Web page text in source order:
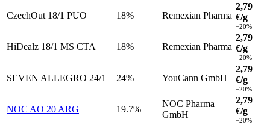
CzechOut 18/1 PUO 18% Remexian Pharma
2,79
€/g
−20%
HiDealz 18/1 MS CTA 18% Remexian Pharma
2,79
€/g
−20%
SEVEN ALLEGRO 24/1 24% YouCann GmbH
2,79
€/g
−20%
NOC AO 20 ARG 19.7%
NOC Pharma
GmbH
2,79
€/g
−20%